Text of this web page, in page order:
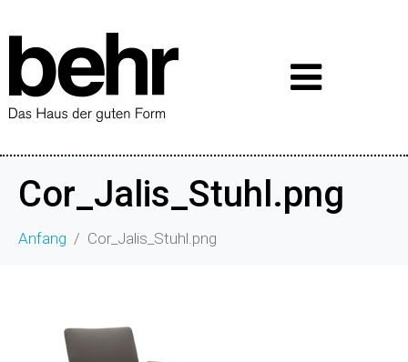
Cor_Jalis_Stuhl.png
Anfang Cor_Jalis_Stuhl.png